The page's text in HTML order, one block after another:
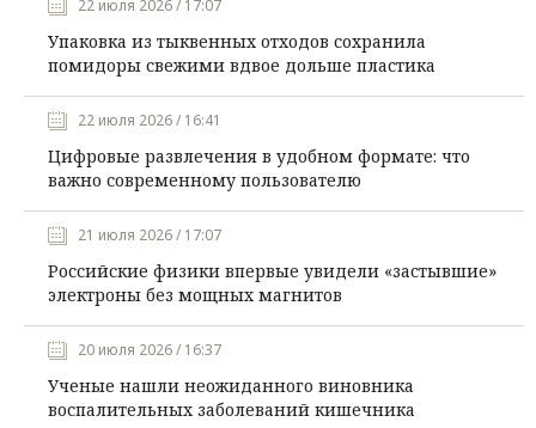
22 июля 2026 / 17:07
Упаковка из тыквенных отходов сохранила
помидоры свежими вдвое дольше пластика
22 июля 2026 / 16:41
Цифровые развлечения в удобном формате: что
важно современному пользователю
21 июля 2026 / 17:07
Российские физики впервые увидели «застывшие»
электроны без мощных магнитов
20 июля 2026 / 16:37
Ученые нашли неожиданного виновника
воспалительных заболеваний кишечника